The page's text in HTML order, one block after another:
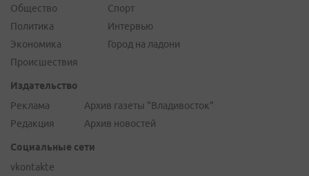
Общество
Политика
Экономика
Происшествия
Спорт
Интервью
Город на ладони
Издательство
Реклама
Редакция
Архив газеты "Владивосток"
Архив новостей
Социальные сети
vkontakte